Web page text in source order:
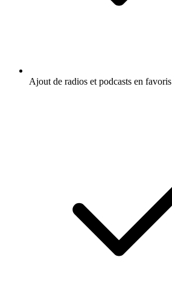
Ajout de radios et podcasts en favoris